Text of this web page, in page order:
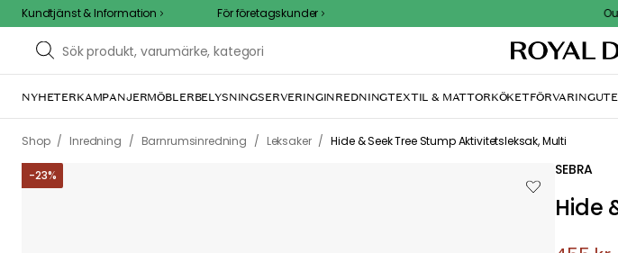
Kundtjänst & Information För företagskunder Outdoor
NYHETERKAMPANJERMÖBLERBELYSNINGSERVERINGINREDNINGTEXTIL & MATTORKÖKETFÖRVARING
Shop / Inredning / Barnrumsinredning / Leksaker / Hide & Seek Tree Stump Aktivitetsleksak, Multi
-23% SEBRA
Hide